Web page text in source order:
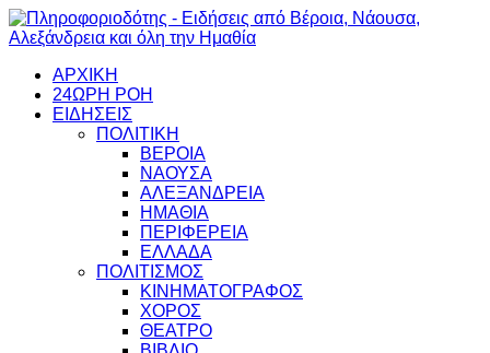
ΑΡΧΙΚΗ
24ΩΡΗ ΡΟΗ
ΕΙΔΗΣΕΙΣ
ΠΟΛΙΤΙΚΗ
ΒΕΡΟΙΑ
ΝΑΟΥΣΑ
ΑΛΕΞΑΝΔΡΕΙΑ
ΗΜΑΘΙΑ
ΠΕΡΙΦΕΡΕΙΑ
ΕΛΛΑΔΑ
ΠΟΛΙΤΙΣΜΟΣ
ΚΙΝΗΜΑΤΟΓΡΑΦΟΣ
ΧΟΡΟΣ
ΘΕΑΤΡΟ